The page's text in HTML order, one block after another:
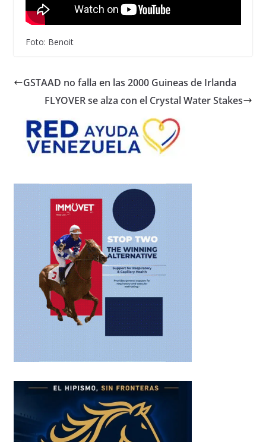
Foto: Benoit
GSTAAD no falla en las 2000 Guineas de Irlanda
FLYOVER se alza con el Crystal Water Stakes